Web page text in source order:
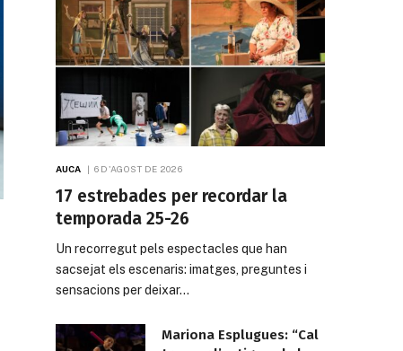
AUCA 6 D'AGOST DE 2026
17 estrebades per recordar la
temporada 25-26
Un recorregut pels espectacles que han
sacsejat els escenaris: imatges, preguntes i
sensacions per deixar…
Mariona Esplugues: “Cal